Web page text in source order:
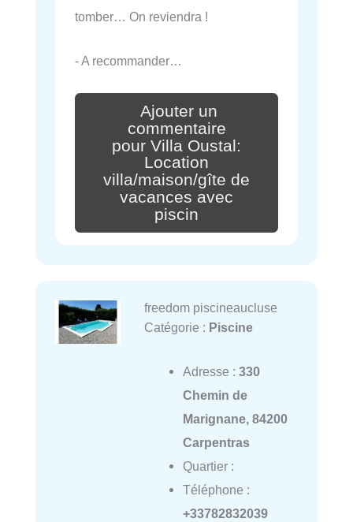
tomber… On reviendra !
- A recommander…
Ajouter un
commentaire
pour Villa Oustal:
Location
villa/maison/gîte de
vacances avec
piscin
freedom piscineaucluse
Catégorie : Piscine
Adresse : 330
Chemin de
Marignane, 84200
Carpentras
Quartier :
Téléphone :
+33782832039